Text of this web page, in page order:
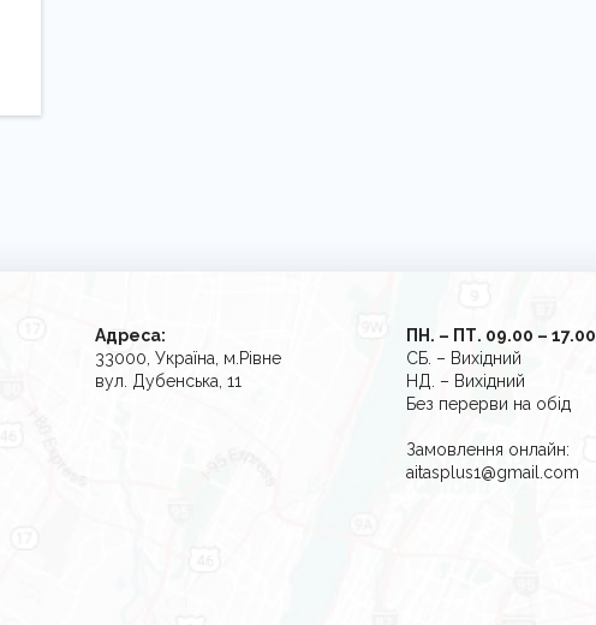
Адреса:
33000, Україна, м.Рівне
вул. Дубенська, 11
ПН. – ПТ. 09.00 – 17.00
СБ. – Вихідний
НД. – Вихідний
Без перерви на обід
Замовлення онлайн:
aitasplus1@gmail.com